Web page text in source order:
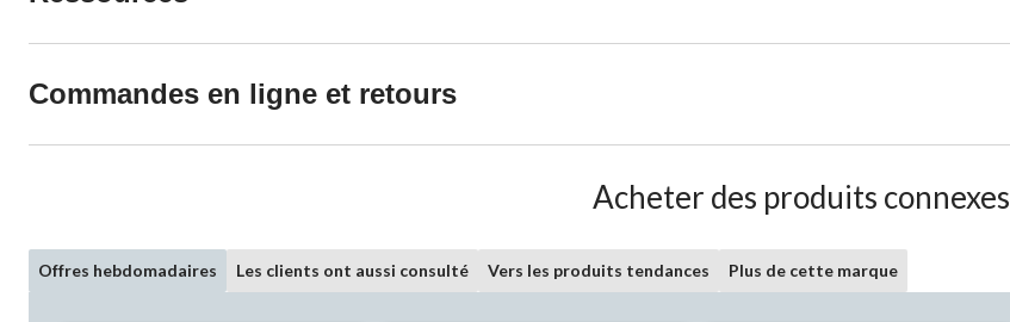
Commandes en ligne et retours
Acheter des produits connexes
Offres hebdomadaires Les clients ont aussi consulté Vers les produits tendances Plus de cette marque